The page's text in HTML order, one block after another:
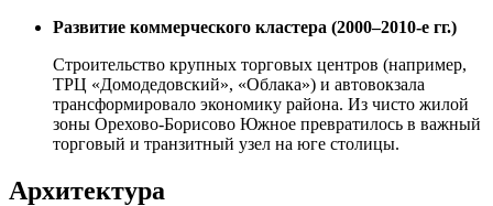
Развитие коммерческого кластера (2000–2010-е гг.)
Строительство крупных торговых центров (например,
ТРЦ «Домодедовский», «Облака») и автовокзала
трансформировало экономику района. Из чисто жилой
зоны Орехово-Борисово Южное превратилось в важный
торговый и транзитный узел на юге столицы.
Архитектура